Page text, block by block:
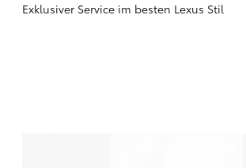
Exklusiver Service im besten Lexus Stil